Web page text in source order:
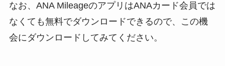
なお、ANA MileageのアプリはANAカード会員では
なくても無料でダウンロードできるので、この機
会にダウンロードしてみてください。